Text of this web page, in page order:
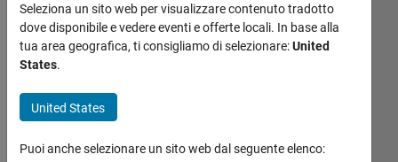
Iain
Institutes
of
Health
Seleziona un sito web per visualizzare contenuto tradotto
dove disponibile e vedere eventi e offerte locali. In base alla
tua area geografica, ti consigliamo di selezionare:United
States.
United States
Puoi anche selezionare un sito web dal seguente elenco: